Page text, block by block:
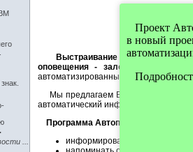
...
Выстраивание эффективной
оповещения - залог успеха для
автоматизированных средств
Мы предлагаем Вам
автоматический информатор и
Программа Автопрозвонка
информировать о сумме
Проект
в новый